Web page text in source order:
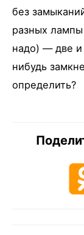
без
разных
надо) — две
нибудь
определить?